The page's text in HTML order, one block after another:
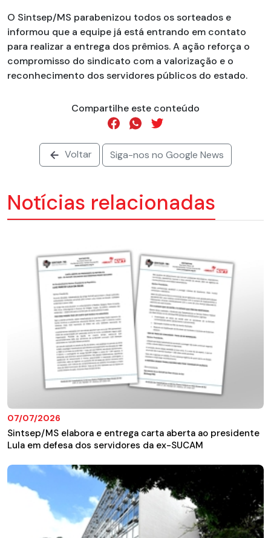
O Sintsep/MS parabenizou todos os sorteados e
informou que a equipe já está entrando em contato
para realizar a entrega dos prêmios. A ação reforça o
compromisso do sindicato com a valorização e o
reconhecimento dos servidores públicos do estado.
Compartilhe este conteúdo
Voltar Siga-nos no Google News
Notícias relacionadas
07/07/2026
Sintsep/MS elabora e entrega carta aberta ao presidente
Lula em defesa dos servidores da ex-SUCAM